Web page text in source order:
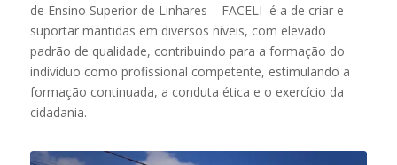
de Ensino Superior de Linhares – FACELI é a de criar e
suportar mantidas em diversos níveis, com elevado
padrão de qualidade, contribuindo para a formação do
indivíduo como profissional competente, estimulando a
formação continuada, a conduta ética e o exercício da
cidadania.